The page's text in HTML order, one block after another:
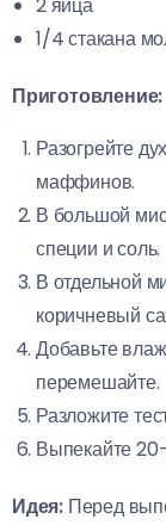
2 яйца
1/4 стакана
Приготовление:
Разогрейте
маффинов.
В большой
специи и соль.
В отдельной
коричневый
Добавьте
перемешайте.
Разложите
Выпекайте
Идея: Перед